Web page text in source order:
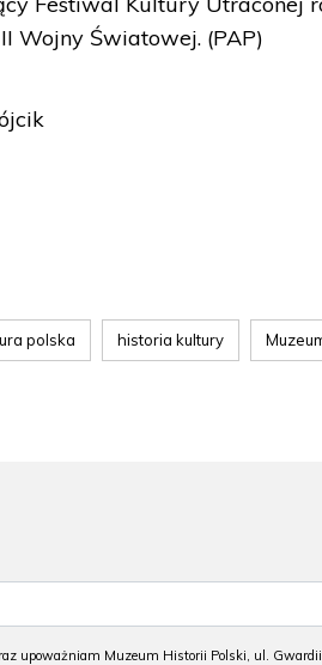
Wojny Światowej. (PAP)
polska historia kultury
upoważniam Muzeum Historii Polski, ul.